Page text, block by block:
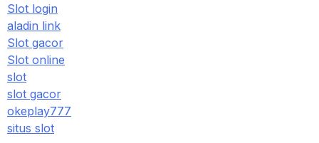
Slot login
aladin link
Slot gacor
Slot online
slot
slot gacor
okeplay777
situs slot